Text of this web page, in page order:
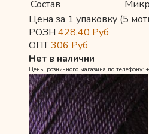
Состав
Цена за 1 упаковку (5
РОЗН 428,40 Руб
ОПТ306 Руб
Нет в наличии
Цены розничного магазина по